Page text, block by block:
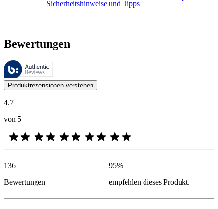
Sicherheitshinweise und Tipps
Bewertungen
Diese Bewertungen werden von Bazaarvoice verwaltet und
Kundenmeinungen in Form von Produkt- und Sternebewertungen
Produktrezensionen verstehen
4.7
von 5
136
Bewertungen
95%
empfehlen dieses Produkt.